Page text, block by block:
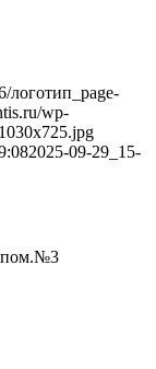
логотип_page-
wp-
2025-09-29_15-
пом.№3